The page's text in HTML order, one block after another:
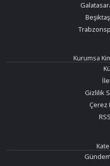
Kurumsa
Gizlilik
Çerez